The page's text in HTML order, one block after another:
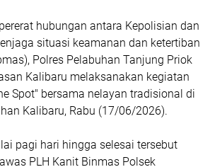
hubungan antara Kepolisian dan
situasi keamanan dan ketertiban
Polres Pelabuhan Tanjung Priok
Kalibaru melaksanakan kegiatan
Spot" bersama nelayan tradisional di
Kalibaru, Rabu (17/06/2026).
pagi hari hingga selesai tersebut
PLH Kanit Binmas Polsek